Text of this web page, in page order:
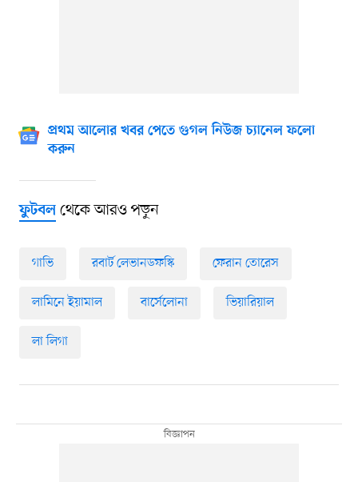
প্রথম আলোর খবর পেতে গুগল নিউজ চ্যানেল ফলো
করুন
ফুটবলথেকে আরও পড়ুন
গাভি রবার্ট লেভানডফস্কি ফেরান তোরেস
লামিনে ইয়ামাল বার্সেলোনা ভিয়ারিয়াল
লা লিগা